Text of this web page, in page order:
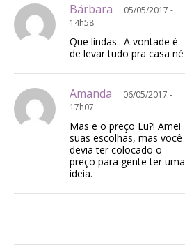
Bárbara
05/05/2017 -
14h58
Que lindas.. A vontade é
de levar tudo pra casa né
Amanda
06/05/2017 -
17h07
Mas e o preço Lu?! Amei
suas escolhas, mas você
devia ter colocado o
preço para gente ter uma
ideia.